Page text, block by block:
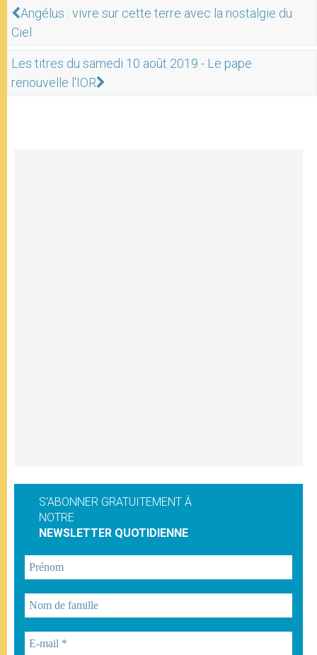
Angélus : vivre sur cette terre avec la nostalgie du
Ciel
Les titres du samedi 10 août 2019 - Le pape
renouvelle l'IOR
S'ABONNER GRATUITEMENT À
NOTRE
NEWSLETTER QUOTIDIENNE